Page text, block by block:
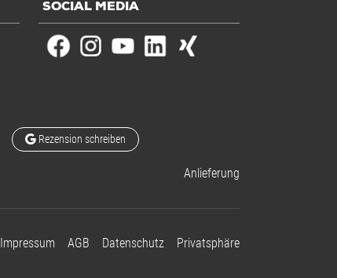
SOCIAL MEDIA
Rezension schreiben
Anlieferung
Impressum AGB Datenschutz Privatsphäre